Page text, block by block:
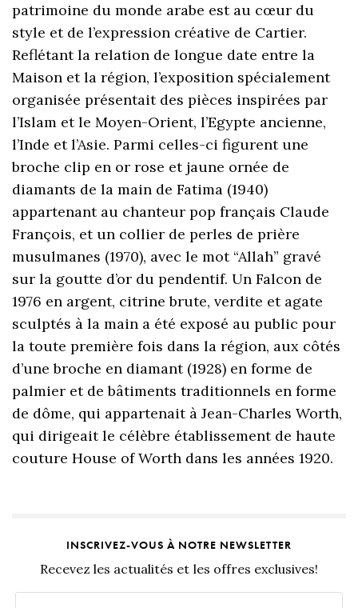
patrimoine du monde arabe est au cœur du
style et de l’expression créative de Cartier.
Reflétant la relation de longue date entre la
Maison et la région, l’exposition spécialement
organisée présentait des pièces inspirées par
l’Islam et le Moyen-Orient, l’Egypte ancienne,
l’Inde et l’Asie. Parmi celles-ci figurent une
broche clip en or rose et jaune ornée de
diamants de la main de Fatima (1940)
appartenant au chanteur pop français Claude
François, et un collier de perles de prière
musulmanes (1970), avec le mot “Allah” gravé
sur la goutte d’or du pendentif. Un Falcon de
1976 en argent, citrine brute, verdite et agate
sculptés à la main a été exposé au public pour
la toute première fois dans la région, aux côtés
d’une broche en diamant (1928) en forme de
palmier et de bâtiments traditionnels en forme
de dôme, qui appartenait à Jean-Charles Worth,
qui dirigeait le célèbre établissement de haute
couture House of Worth dans les années 1920.
INSCRIVEZ-VOUS À NOTRE NEWSLETTER
Recevez les actualités et les offres exclusives!